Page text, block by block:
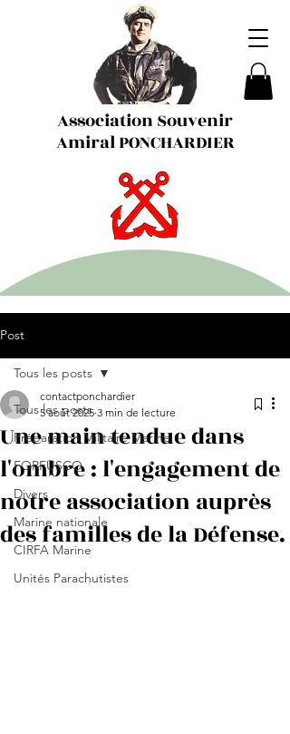
Association Souvenir
Amiral PONCHARDIER
Post
Tous les posts
Préparation Militaire Marine
FORFUSCO
Divers
Marine nationale
CIRFA Marine
Unités Parachutistes
Tous les posts
Une main tendue dans
l'ombre : l'engagement de
notre association auprès
des familles de la Défense.
contactponchardier
5 août 2025 3 min de lecture